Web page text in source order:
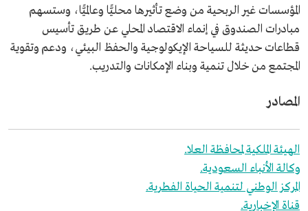
المؤسسات غير الربحية من وضع تأثيرها محليًّا وعالميًّا، وستسهم
مبادرات الصندوق في إنماء الاقتصاد المحلي عن طريق تأسيس
قطاعات حديثة للسياحة الإيكولوجية والحفظ البيئي، ودعم وتقوية
المجتمع من خلال تنمية وبناء الإمكانات والتدريب.
المصادر
الهيئة الملكية لمحافظة العلا.
وكالة الأنباء السعودية.
المركز الوطني لتنمية الحياة الفطرية.
قناة الإخبارية.